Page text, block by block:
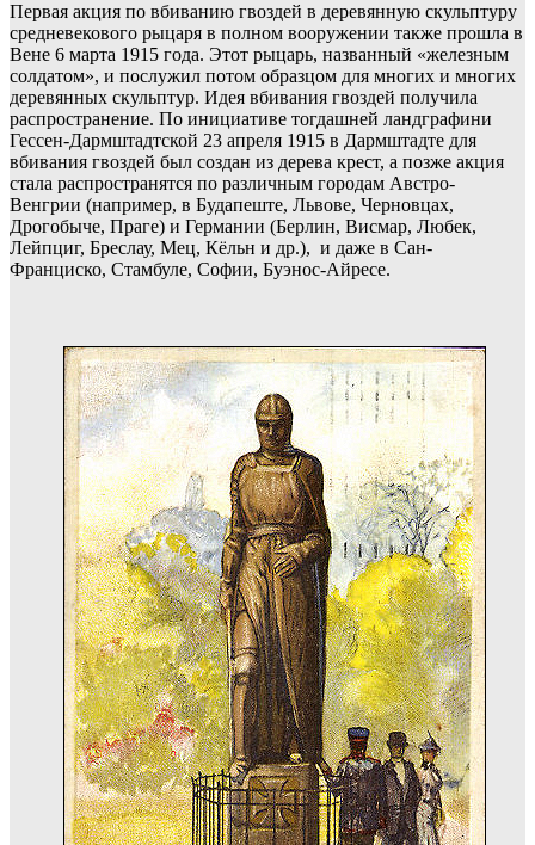
Первая акция по вбиванию гвоздей в деревянную скульптуру
средневекового рыцаря в полном вооружении также прошла в
Вене 6 марта 1915 года. Этот рыцарь, названный «железным
солдатом», и послужил потом образцом для многих и многих
деревянных скульптур. Идея вбивания гвоздей получила
распространение. По инициативе тогдашней ландграфини
Гессен-Дармштадтской 23 апреля 1915 в Дармштадте для
вбивания гвоздей был создан из дерева крест, а позже акция
стала распространятся по различным городам Австро-
Венгрии (например, в Будапеште, Львове, Черновцах,
Дрогобыче, Праге) и Германии (Берлин, Висмар, Любек,
Лейпциг, Бреслау, Мец, Кёльн и др.), и даже в Сан-
Франциско, Стамбуле, Софии, Буэнос-Айресе.